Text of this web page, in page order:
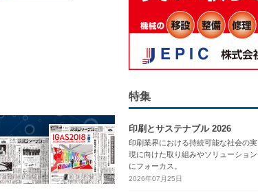
特集
印刷とサステナブル 2026
印刷業界における持続可能な社会の実
現に向けた取り組みやソリューション
にフォーカス。
2026年07月25日